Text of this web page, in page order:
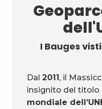
I Bauges
Dal 2011, il
insignito del titolo
mondiale